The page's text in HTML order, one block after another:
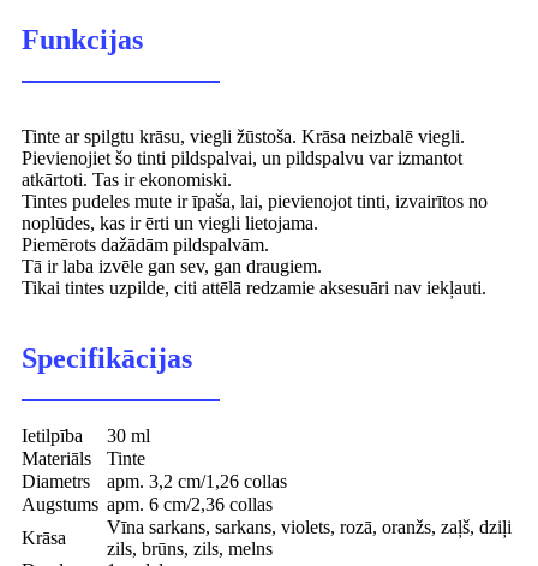
Funkcijas
Tinte ar spilgtu krāsu, viegli žūstoša. Krāsa neizbalē viegli.
Pievienojiet šo tinti pildspalvai, un pildspalvu var izmantot
atkārtoti. Tas ir ekonomiski.
Tintes pudeles mute ir īpaša, lai, pievienojot tinti, izvairītos no
noplūdes, kas ir ērti un viegli lietojama.
Piemērots dažādām pildspalvām.
Tā ir laba izvēle gan sev, gan draugiem.
Tikai tintes uzpilde, citi attēlā redzamie aksesuāri nav iekļauti.
Specifikācijas
Ietilpība
30 ml
Materiāls
Tinte
Diametrs
apm. 3,2 cm/1,26 collas
Augstums apm. 6 cm/2,36 collas
Krāsa
Vīna sarkans, sarkans, violets, rozā, oranžs, zaļš, dziļi
zils, brūns, zils, melns